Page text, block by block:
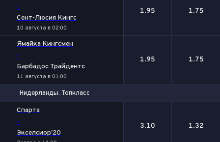
-
Сент-Люсия Кингс
10 августа в 02:00
1.95 1.75
Ямайка Кингсмен
-
Барбадос Трайдентс
11 августа в 01:00
1.95 1.75
Нидерланды. Топкласс
Спарта
-
Экселсиор'20
3.10 1.32